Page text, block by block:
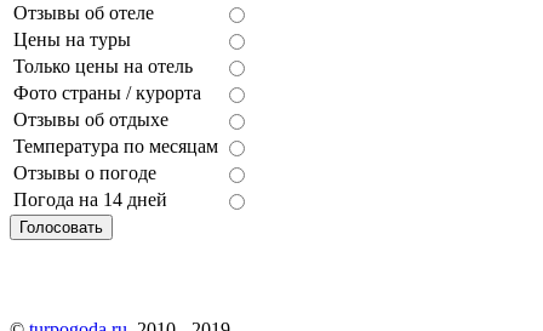
Отзывы об отеле
Цены на туры
Только цены на отель
Фото страны / курорта
Отзывы об отдыхе
Температура по месяцам
Отзывы о погоде
Погода на 14 дней